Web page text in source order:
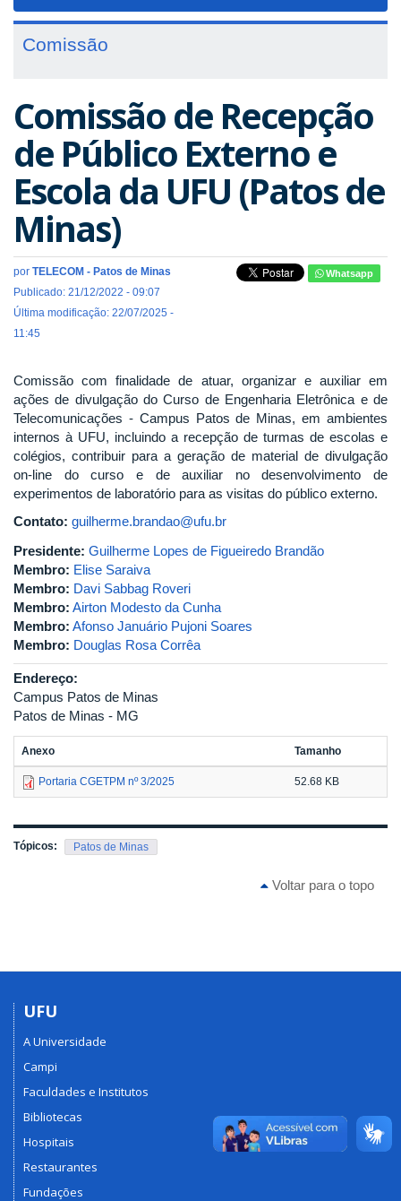
Comissão
Comissão de Recepção
de Público Externo e
Escola da UFU (Patos de
Minas)
por TELECOM - Patos de Minas
Publicado: 21/12/2022 - 09:07
Última modificação: 22/07/2025 -
11:45
Whatsapp
Comissão com finalidade de atuar, organizar e auxiliar em
ações de divulgação do Curso de Engenharia Eletrônica e de
Telecomunicações - Campus Patos de Minas, em ambientes
internos à UFU, incluindo a recepção de turmas de escolas e
colégios, contribuir para a geração de material de divulgação
on-line do curso e de auxiliar no desenvolvimento de
experimentos de laboratório para as visitas do público externo.
Contato: guilherme.brandao@ufu.br
Presidente: Guilherme Lopes de Figueiredo Brandão
Membro: Elise Saraiva
Membro: Davi Sabbag Roveri
Membro: Airton Modesto da Cunha
Membro: Afonso Januário Pujoni Soares
Membro: Douglas Rosa Corrêa
Endereço:
Campus Patos de Minas
Patos de Minas - MG
Anexo Tamanho
Portaria CGETPM nº 3/2025 52.68 KB
Tópicos: Patos de Minas
Voltar para o topo
UFU
A Universidade
Campi
Faculdades e Institutos
Bibliotecas
Hospitais
Restaurantes
Fundações